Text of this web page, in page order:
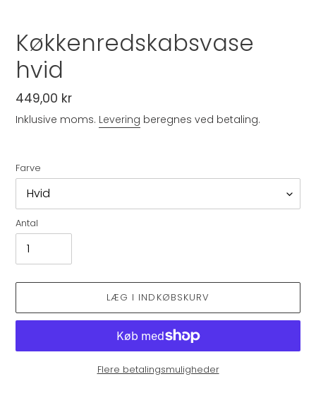
Køkkenredskabsvase
hvid
Normalpris
449,00 kr
Inklusive moms. Levering beregnes ved betaling.
Farve
Antal
LÆG I INDKØBSKURV
Flere betalingsmuligheder